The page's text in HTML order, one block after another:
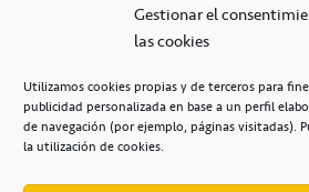
Gestionar el
las cookies
Utilizamos cookies propias y de terceros para
publicidad personalizada en base a un perfil
de navegación (por ejemplo, páginas visitadas).
la utilización de cookies.+34 922 253 684